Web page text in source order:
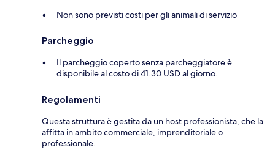
Non sono previsti costi per gli animali di servizio
Parcheggio
Il parcheggio coperto senza parcheggiatore è
disponibile al costo di 41.30 USD al giorno.
Regolamenti
Questa struttura è gestita da un host professionista, che la
affitta in ambito commerciale, imprenditoriale o
professionale.